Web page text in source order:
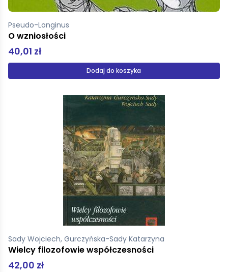
Pseudo-Longinus
O wzniosłości
40,01 zł
Dodaj do koszyka
Sady Wojciech, Gurczyńska-Sady Katarzyna
Wielcy filozofowie współczesności
42,00 zł